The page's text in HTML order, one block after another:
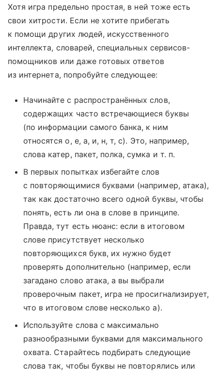
Хотя игра предельно простая, в ней тоже есть
свои хитрости. Если не хотите прибегать
к помощи других людей, искусственного
интеллекта, словарей, специальных сервисов-
помощников или даже готовых ответов
из интернета, попробуйте следующее:
Начинайте с распространённых слов,
содержащих часто встречающиеся буквы
(по информации самого банка, к ним
относятся о, е, а, и, н, т, с). Это, например,
слова катер, пакет, полка, сумка и т. п.
В первых попытках избегайте слов
с повторяющимися буквами (например, атака),
так как достаточно всего одной буквы, чтобы
понять, есть ли она в слове в принципе.
Правда, тут есть нюанс: если в итоговом
слове присутствует несколько
повторяющихся букв, их нужно будет
проверять дополнительно (например, если
загадано слово атака, а вы выбрали
проверочным пакет, игра не просигнализирует,
что в итоговом слове несколько а).
Используйте слова с максимально
разнообразными буквами для максимального
охвата. Старайтесь подбирать следующие
слова так, чтобы буквы не повторялись или